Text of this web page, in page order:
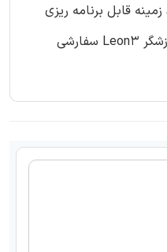
قابل برنامه ریزی
(FPGA) و بر اساس یک ریز پردازشگر Leon3 سفارشی